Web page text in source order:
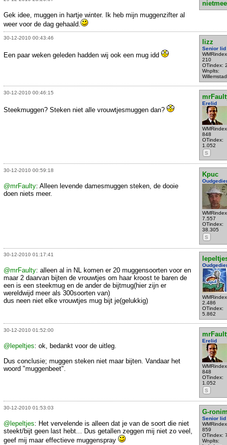
Gek idee, muggen in hartje winter. Ik heb mijn muggenzifter al
weer voor de dag gehaald.
30-12-2010 00:43:46
lizz
Senior lid
210
OTindex:
Wnplts:
Willemstad
Een paar weken geleden hadden wij ook een mug idd
30-12-2010 00:46:15
Erelid
848
OTindex:
1.052
S
Steekmuggen? Steken niet alle vrouwtjesmuggen dan?
30-12-2010 00:59:18
Kpuc
7.557
OTindex:
38.305
S
@mrFaulty: Alleen levende damesmuggen steken, de dooie
doen niets meer.
30-12-2010 01:17:41
2.486
OTindex:
5.862
@mrFaulty: alleen al in NL komen er 20 muggensoorten voor en
maar 2 daarvan bijten de vrouwtjes om haar kroost te baren de
een is een steekmug en de ander de bijtmug(hier zijn er
wereldwijd meer als 300soorten van)
dus neen niet elke vrouwtjes mug bijt je(gelukkig)
30-12-2010 01:52:00
Erelid
848
OTindex:
1.052
S
@lepeltjes: ok, bedankt voor de uitleg.
Dus conclusie; muggen steken niet maar bijten. Vandaar het
woord "muggenbeet".
30-12-2010 01:53:03
G-
Senior lid
859
OTindex:
Wnplts:
@lepeltjes: Het vervelende is alleen dat je van de soort die niet
steekt/bijt geen last hebt... Dus getallen zeggen mij niet zo veel,
geef mij maar effectieve muggenspray